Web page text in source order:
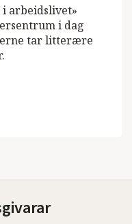
arbeidslivet»
i dag
tar litterære